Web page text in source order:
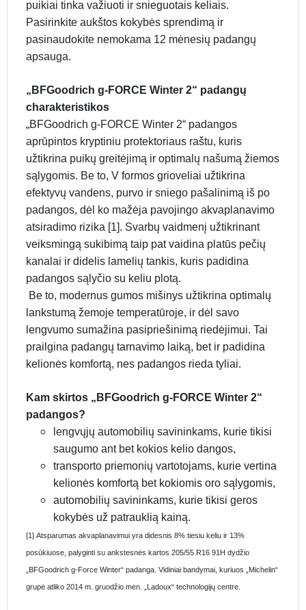
puikiai tinka važiuoti ir snieguotais keliais.
Pasirinkite aukštos kokybės sprendimą ir
pasinaudokite nemokama 12 mėnesių padangų
apsauga.
„BFGoodrich g-FORCE Winter 2“ padangų
charakteristikos
„BFGoodrich g-FORCE Winter 2“ padangos
aprūpintos kryptiniu protektoriaus raštu, kuris
užtikrina puikų greitėjimą ir optimalų našumą žiemos
sąlygomis. Be to, V formos grioveliai užtikrina
efektyvų vandens, purvo ir sniego pašalinimą iš po
padangos, dėl ko mažėja pavojingo akvaplanavimo
atsiradimo rizika [1]. Svarbų vaidmenį užtikrinant
veiksmingą sukibimą taip pat vaidina platūs pečių
kanalai ir didelis lamelių tankis, kuris padidina
padangos sąlyčio su keliu plotą.
Be to, modernus gumos mišinys užtikrina optimalų
lankstumą žemoje temperatūroje, ir dėl savo
lengvumo sumažina pasipriešinimą riedėjimui. Tai
prailgina padangų tarnavimo laiką, bet ir padidina
kelionės komfortą, nes padangos rieda tyliai.
Kam skirtos „BFGoodrich g-FORCE Winter 2“
padangos?
lengvųjų automobilių savininkams, kurie tikisi
saugumo ant bet kokios kelio dangos,
transporto priemonių vartotojams, kurie vertina
kelionės komfortą bet kokiomis oro sąlygomis,
automobilių savininkams, kurie tikisi geros
kokybės už patrauklią kainą.
[1] Atsparumas akvaplanavimui yra didesnis 8% tiesiu keliu ir 13%
posūkiuose, palyginti su ankstesnės kartos 205/55 R16 91H dydžio
„BFGoodrich g-Force Winter“ padanga. Vidiniai bandymai, kuriuos „Michelin“
grupė atliko 2014 m. gruodžio mėn. „Ladoux“ technologijų centre.